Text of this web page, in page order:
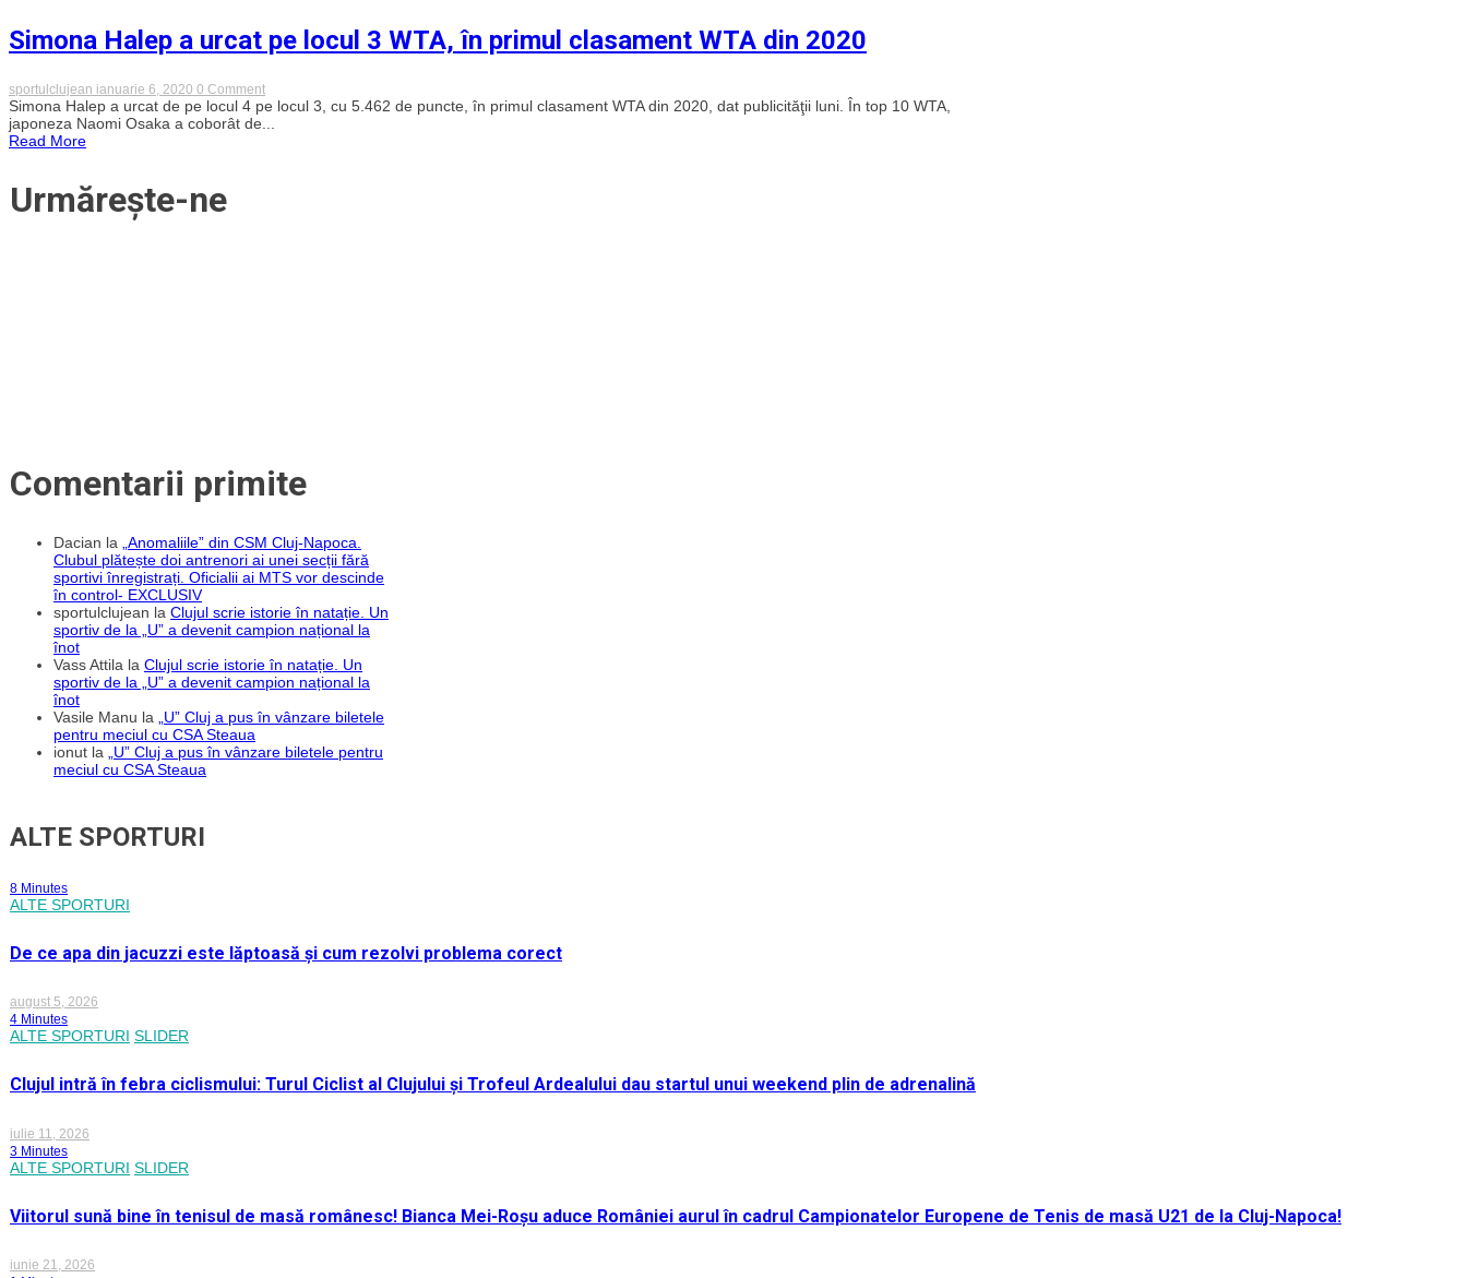
Simona Halep a urcat pe locul 3 WTA, în primul clasament WTA din 2020
sportulclujean ianuarie 6, 2020 0 Commenton
Simona
a
Simona Halep a urcat de pe locul 4 pe locul 3, cu 5.462 de puncte, în primul clasament WTA din 2020, dat publicităţii luni. În top 10 WTA,
japoneza Naomi Osaka a coborât de...
Read More
Urmărește-ne
Comentarii primite
Dacian la
„Anomaliile” din CSM Cluj-Napoca.
Clubul plătește doi antrenori ai unei secții fără
sportivi înregistrați. Oficialii ai MTS vor descinde
în control- EXCLUSIV
sportulclujean la Clujul scrie istorie în natație. Un
sportiv de la „U” a devenit campion național la
înot
Vass Attila la Clujul scrie istorie în natație. Un
sportiv de la „U” a devenit campion național la
înot
Vasile Manu la
„U” Cluj a pus în vânzare biletele
pentru meciul cu CSA Steaua
ionut la
„U” Cluj a pus în vânzare biletele pentru
meciul cu CSA Steaua
ALTE SPORTURI
8 Minutes
ALTE SPORTURI
De ce apa din jacuzzi este lăptoasă și cum rezolvi problema corect
august 5, 2026
4 Minutes
ALTE SPORTURI SLIDER
Clujul intră în febra ciclismului: Turul Ciclist al Clujului și Trofeul Ardealului dau startul unui weekend plin de adrenalină
iulie 11, 2026
3 Minutes
ALTE SPORTURI SLIDER
Viitorul sună bine în tenisul de masă românesc! Bianca Mei-Roșu aduce României aurul în cadrul Campionatelor Europene de Tenis de masă U21 de la Cluj-Napoca!
iunie 21, 2026